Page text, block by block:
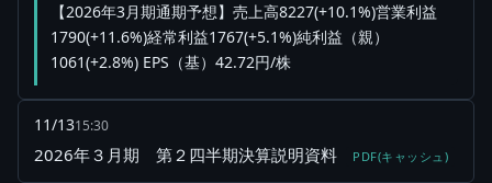
【2026年3月期通期予想】売上高8227(+10.1%)営業利益
1790(+11.6%)経常利益1767(+5.1%)純利益（親）
1061(+2.8%) EPS（基）42.72円/株
11/1315:30
2026年３月期 第２四半期決算説明資料 PDF(キャッシュ)